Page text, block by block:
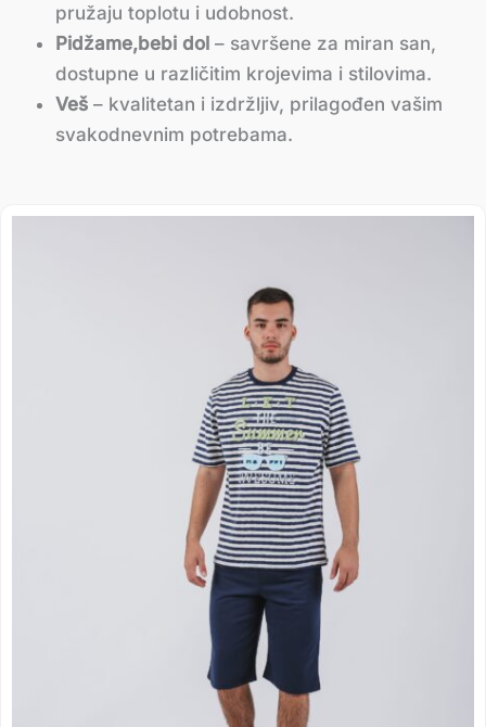
pružaju toplotu i udobnost.
Pidžame,bebi dol – savršene za miran san,
dostupne u različitim krojevima i stilovima.
Veš – kvalitetan i izdržljiv, prilagođen vašim
svakodnevnim potrebama.